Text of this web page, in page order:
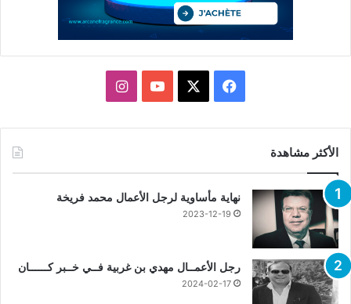
فيسبوك يوتيوبانستقرام
الأكثر مشاهدة
نهاية مأساوية لرجل الأعمال محمد فريخة
2023-12-19
رجل الأعمــال مهدي بن غربية فــي خــبر كــــــان
2024-02-17